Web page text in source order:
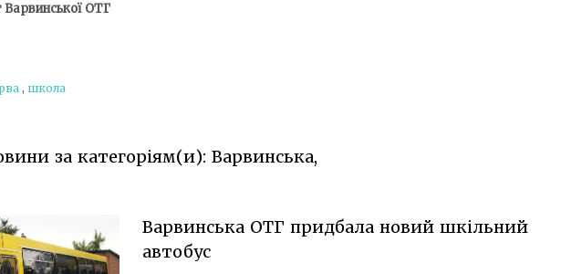
ОТГ
, школа
за категоріям(и): Варвинська,
Варвинська ОТГ придбала новий шкільний
автобус